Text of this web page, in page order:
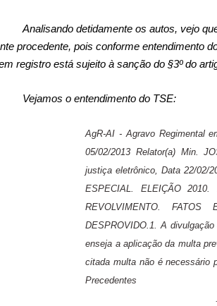
Analisando detidamente os autos, vejo
procedente, pois conforme entendimento
registro está sujeito à sanção do §3º do
Vejamos o entendimento do TSE:
AgR-AI - Agravo Regimental
05/02/2013 Relator(a) Min.
justiça eletrônico, Data 22/02/
ESPECIAL. ELEIÇÃO 2010.
REVOLVIMENTO. FATOS
DESPROVIDO.1. A
enseja a aplicação da multa
citada multa não é necessário
Precedentes